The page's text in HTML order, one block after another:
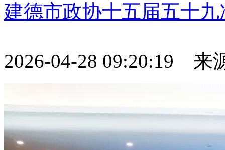
建德市政协十五届五十
2026-04-28 09:20:19 来